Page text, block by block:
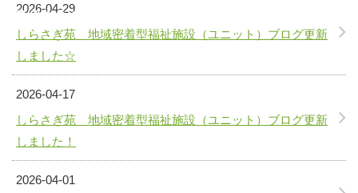
最後までその人らしい人生が送れるように
2026-04-29
しらさぎ苑 地域密着型福祉施設（ユニット）ブログ更新
しました☆
2026-04-17
しらさぎ苑 地域密着型福祉施設（ユニット）ブログ更新
しました！
2026-04-01